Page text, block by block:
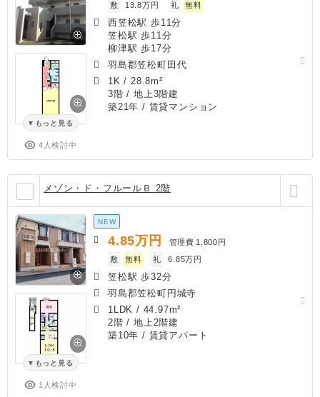
もっと見る
4人検討中
敷
13.8万円 礼 無料
西笠松駅 歩11分
笠松駅 歩11分
柳津駅 歩17分
羽島郡笠松町田代
1K / 28.8m²
3階 / 地上3階建
築21年 / 賃貸マンション
メゾン・ド・フルールＢ 2階
もっと見る
1人検討中
NEW
4.85万円 管理費 1,800円
敷
無料 礼 6.85万円
笠松駅 歩32分
羽島郡笠松町円城寺
1LDK / 44.97m²
2階 / 地上2階建
築10年 / 賃貸アパート